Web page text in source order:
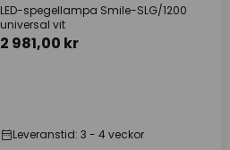
LED-spegellampa Smile-SLG/1200
universal vit
2 981,00 kr
Leveranstid: 3 - 4 veckor